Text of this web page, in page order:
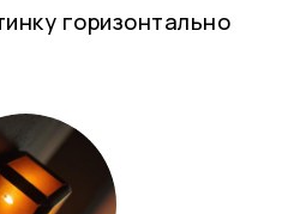
горизонтально